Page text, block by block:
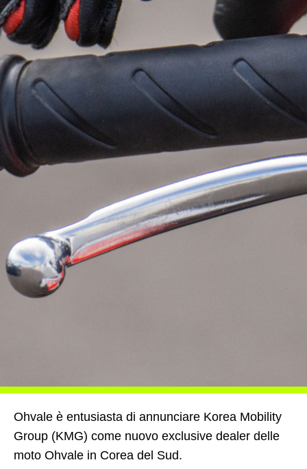
Ohvale è entusiasta di annunciare Korea Mobility
Group (KMG) come nuovo exclusive dealer delle
moto Ohvale in Corea del Sud.